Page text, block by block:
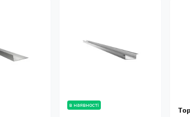
в наявності